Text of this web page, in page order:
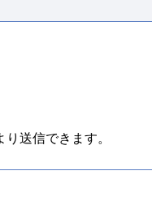
送信できます。